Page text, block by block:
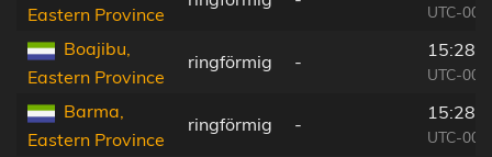
Eastern Province
UTC-
Boajibu,
Eastern Province
ringförmig -
UTC-
Barma,
Eastern Province
ringförmig -
UTC-